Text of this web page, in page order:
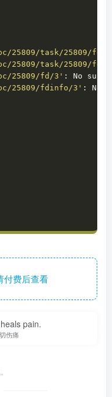
25809/task/25809/fd/
25809/task/25809/
25809/fd/3' : No
25809/fdinfo/3' : No
费后查看
pain.
伤痛